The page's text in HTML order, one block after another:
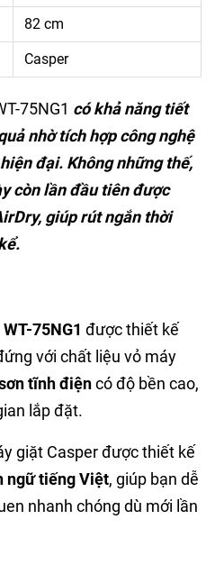
82 cm
Casper
75NG1 có khả năng tiết
nhờ tích hợp công nghệ
đại. Không những thế,
còn lần đầu tiên được
giúp rút ngắn thời
75NG1 được thiết kế
với chất liệu vỏ máy
tĩnh điệncó độ bền cao,
lắp đặt.
giặt Casper được thiết kế
ngữ tiếng Việt, giúp bạn dễ
nhanh chóng dù mới lần